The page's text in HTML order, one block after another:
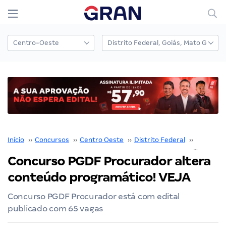
Início ›› Concursos ›› Centro Oeste ›› Distrito Federal ››
Concurso PGDF Procurador altera
conteúdo programático! VEJA
Concurso PGDF Procurador está com edital
publicado com 65 vagas